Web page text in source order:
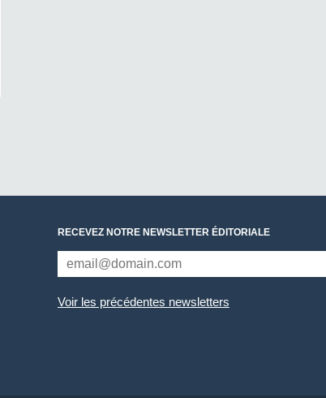
RECEVEZ NOTRE NEWSLETTER ÉDITORIALE
Voir les précédentes newsletters